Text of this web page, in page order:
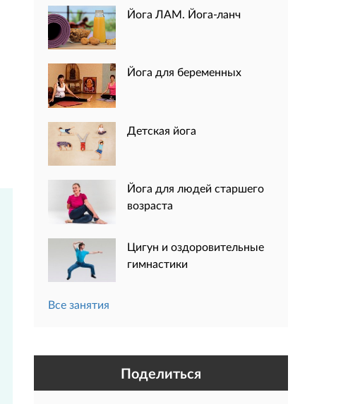
Йога ЛАМ. Йога-ланч
Йога для беременных
Детская йога
Йога для людей старшего
возраста
Цигун и оздоровительные
гимнастики
Все занятия
Поделиться